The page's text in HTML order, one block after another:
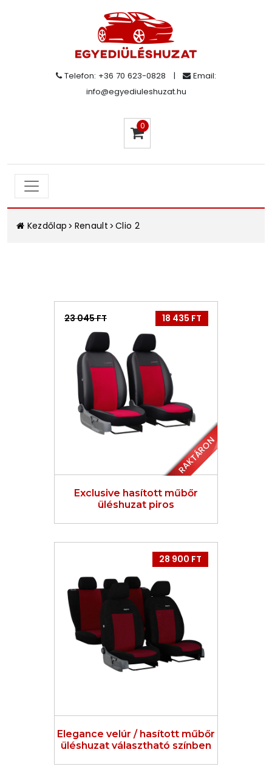
Telefon: +36 70 623-0828 |
Email:
info@egyediuleshuzat.hu
0
Kezdőlap Renault Clio 2
23 045 FT 18 435 FT
RAKTÁRON
Exclusive hasított műbőr
üléshuzat piros
28 900 FT
Elegance velúr / hasított műbőr
üléshuzat választható színben